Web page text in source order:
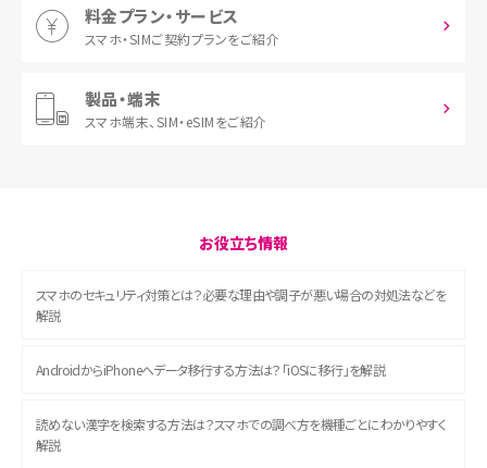
料金プラン・サービス
スマホ・SIMご契約プランをご紹介
製品・端末
スマホ端末、 SIM・eSIMをご紹介
お役立ち情報
スマホのセキュリティ対策とは？必要な理由や調子が悪い場合の対処法などを
解説
AndroidからiPhoneへデータ移行する方法は？「iOSに移行」を解説
読めない漢字を検索する方法は？スマホでの調べ方を機種ごとにわかりやすく
解説